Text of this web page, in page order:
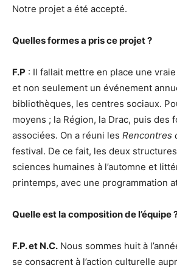
Notre projet a été accepté.
Quelles formes a pris ce projet ?
F.P : Il fallait mettre en place une
et non seulement un événement
bibliothèques, les centres sociaux.
moyens ; la Région, la Drac, puis des
associées. On a réuni les Rencontres
festival. De ce fait, les deux
sciences humaines à l’automne et
printemps, avec une programmation
Quelle est la composition de l’équipe
F.P. et N.C. Nous sommes huit à
se consacrent à l’action culturelle